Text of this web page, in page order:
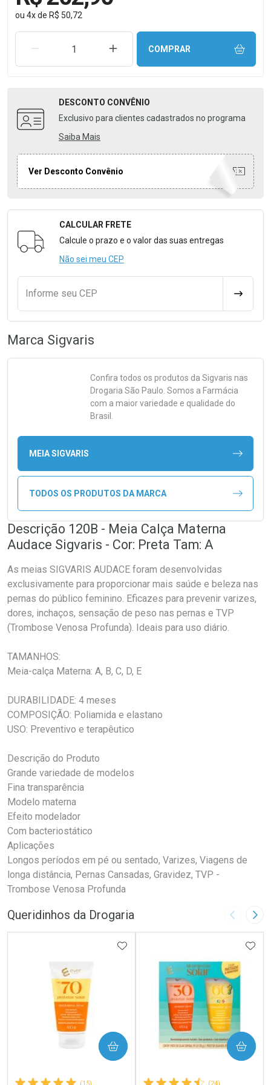
ou 4xde R$ 50,72
REMOVER UMA UNIDADEAUMENTAR UMA UNIDADE
COMPRAR
DESCONTO CONVÊNIO
Exclusivo para clientes cadastrados no programa
Saiba Mais
Ver Desconto Convênio
Formulário para Calcular o Frete
CALCULAR FRETE
Calcule o prazo e o valor das suas entregas
Não sei meu CEP
Informe seu CEP
Marca Sigvaris
Confira todos os produtos da Sigvaris nas
Drogaria São Paulo. Somos a Farmácia
com a maior variedade e qualidade do
Brasil.
MEIA SIGVARIS
TODOS OS PRODUTOS DA MARCA
Descrição 120B - Meia Calça Materna
Audace Sigvaris - Cor: Preta Tam: A
As meias SIGVARIS AUDACE foram desenvolvidas
exclusivamente para proporcionar mais saúde e beleza nas
pernas do público feminino. Eficazes para prevenir varizes,
dores, inchaços, sensação de peso nas pernas e TVP
(Trombose Venosa Profunda). Ideais para uso diário.
TAMANHOS:
Meia-calça Materna: A, B, C, D, E
DURABILIDADE: 4 meses
COMPOSIÇÃO: Poliamida e elastano
USO: Preventivo e terapêutico
Descrição do Produto
Grande variedade de modelos
Fina transparência
Modelo materna
Efeito modelador
Com bacteriostático
Aplicações
Longos períodos em pé ou sentado, Varizes, Viagens de
longa distância, Pernas Cansadas, Gravidez, TVP -
Trombose Venosa Profunda
Queridinhos da Drogaria Imagem
(15)
ADICIONAR AOS FAVORITOS
COMPRAR
(24)
COMPRAR